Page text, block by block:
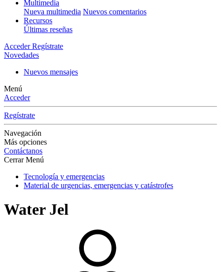
Multimedia
Nueva multimedia Nuevos comentarios
Recursos
Últimas reseñas
Acceder Regístrate
Novedades
Nuevos mensajes
Menú
Acceder
Regístrate
Navegación
Más opciones
Contáctanos
Cerrar Menú
Tecnología y emergencias
Material de urgencias, emergencias y catástrofes
Water Jel